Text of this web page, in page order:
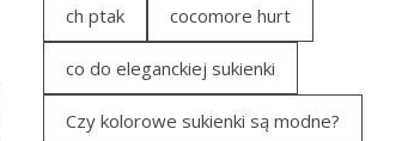
ch ptak cocomore hurt
co do eleganckiej sukienki
Czy kolorowe sukienki są modne?